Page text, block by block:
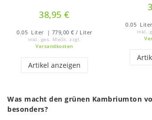
38,95 €
0.05 Liter | 779,00 € / Liter
inkl. ges. MwSt. zzgl.
Versandkosten
Artikel anzeigen
0.05 Liter
inkl.
Was macht den grünen Kambriumton
besonders?